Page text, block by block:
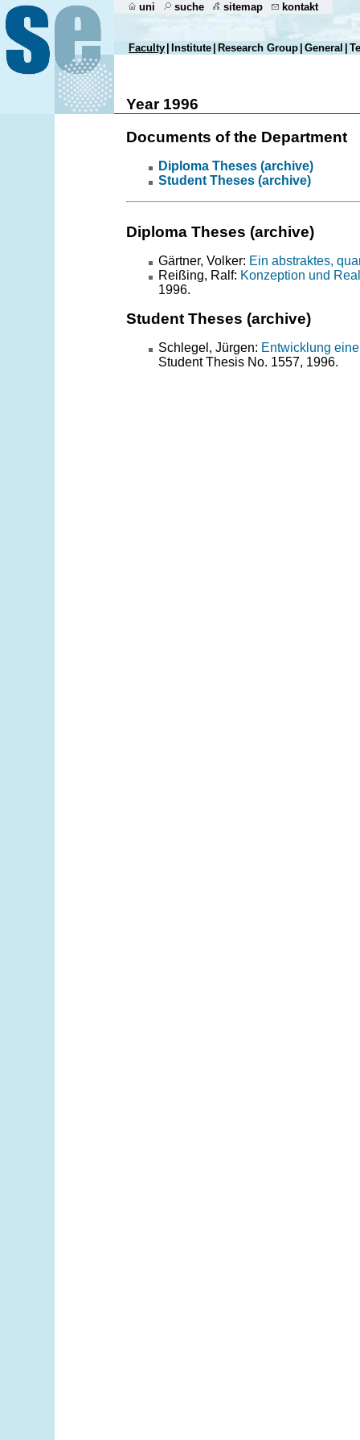
uni suche sitemap kontakt
Faculty Institute Research Group General
Year 1996
Documents of the Department
Diploma Theses (archive)
Student Theses (archive)
Diploma Theses (archive)
Gärtner, Volker: Ein abstraktes,
Reißing, Ralf: Konzeption und
1996.
Student Theses (archive)
Schlegel, Jürgen: Entwicklung
Student Thesis No. 1557, 1996.